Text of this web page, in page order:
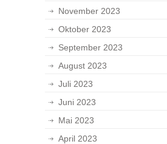
November 2023
Oktober 2023
September 2023
August 2023
Juli 2023
Juni 2023
Mai 2023
April 2023